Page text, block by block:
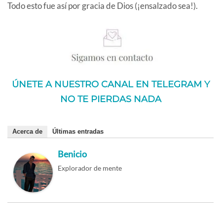
Todo esto fue así por gracia de Dios (¡ensalzado sea!).
ÚNETE A NUESTRO CANAL EN TELEGRAM Y
NO TE PIERDAS NADA
Acerca de Últimas entradas
Benicio
Explorador de mente